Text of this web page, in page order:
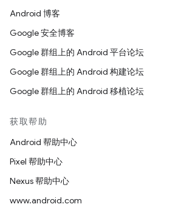
Android 博客
Google 安全博客
Google 群组上的 Android 平台论坛
Google 群组上的 Android 构建论坛
Google 群组上的 Android 移植论坛
获取帮助
Android 帮助中心
Pixel 帮助中心
Nexus 帮助中心
www.android.com